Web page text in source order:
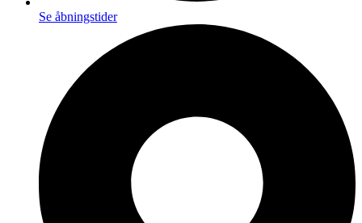
Se åbningstider